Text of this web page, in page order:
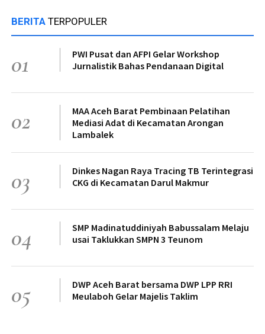
BERITA TERPOPULER
01
PWI Pusat dan AFPI Gelar Workshop
Jurnalistik Bahas Pendanaan Digital
02
MAA Aceh Barat Pembinaan Pelatihan
Mediasi Adat di Kecamatan Arongan
Lambalek
03
Dinkes Nagan Raya Tracing TB Terintegrasi
CKG di Kecamatan Darul Makmur
04
SMP Madinatuddiniyah Babussalam Melaju
usai Taklukkan SMPN 3 Teunom
05
DWP Aceh Barat bersama DWP LPP RRI
Meulaboh Gelar Majelis Taklim